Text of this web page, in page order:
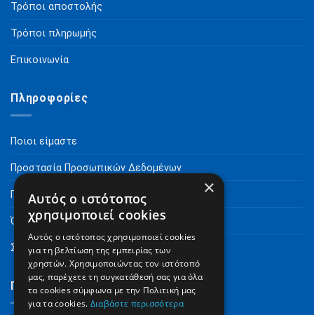
Τρόποι αποστολής
Τρόποι πληρωμής
Επικοινωνία
Πληροφορίες
Ποιοι είμαστε
Προστασία Προσωπικών Δεδομένων
Πνευματικά Δικαιώματα
Όροι Χρήσης
Συχνές Ερωτήσεις
Γραφτείτε στο Newsletter
×
Αυτός ο ιστότοπος
χρησιμοποιεί cookies
Αυτός ο ιστότοπος χρησιμοποιεί cookies
για τη βελτίωση της εμπειρίας των
χρηστών. Χρησιμοποιώντας τον ιστότοπό
μας, παρέχετε τη συγκατάθεσή σας για όλα
τα cookies σύμφωνα με την Πολιτική μας
για τα cookies. Διαβάστε περισσότερα